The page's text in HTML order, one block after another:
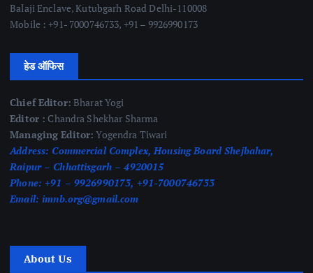
Balaji Enclave, Kutubgarh Road Delhi-110008
Mobile : +91- 7000746733, +91 – 9926990173
हेड ऑफिस
Chief Editor: Bharat Yogi
Editor : Chandra Shekhar Sharma
Managing Editor: Yogendra Tiwari
Address: Commercial Complex, Housing Board Shejbahar,
Raipur – Chhattisgarh – 4920015
Phone: +91 – 9926990173, +91-7000746733
Email: imnb.org@gmail.com
About Us